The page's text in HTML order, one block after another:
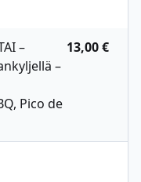
–
–
Pico de
13,00 €